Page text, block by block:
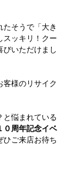
たそうで「大き
スッキリ！クー
いただけまし
客様のリサイク
と悩まれている
０周年記念イベ
ひご来店お待ち